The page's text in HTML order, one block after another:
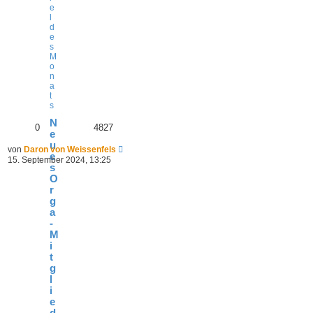
e
d
e
s
M
o
n
a
t
s
N
e
u
e
s
O
r
g
a
-
M
i
t
g
i
e
0 4827
von Daron von Weissenfels
15. September 2024, 13:25